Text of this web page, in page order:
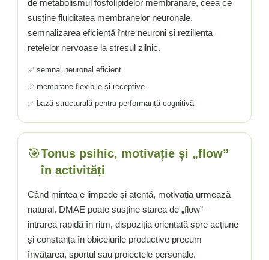
de metabolismul fosfolipidelor membranare, ceea ce
susține fluiditatea membranelor neuronale,
semnalizarea eficientă între neuroni și reziliența
rețelelor nervoase la stresul zilnic.
✅ semnal neuronal eficient
✅ membrane flexibile și receptive
✅ bază structurală pentru performanță cognitivă
🎯Tonus psihic, motivație și „flow”
în activități
Când mintea e limpede și atentă, motivația urmează
natural. DMAE poate susține starea de „flow” –
intrarea rapidă în ritm, dispoziția orientată spre acțiune
și constanța în obiceiurile productive precum
învățarea, sportul sau proiectele personale.